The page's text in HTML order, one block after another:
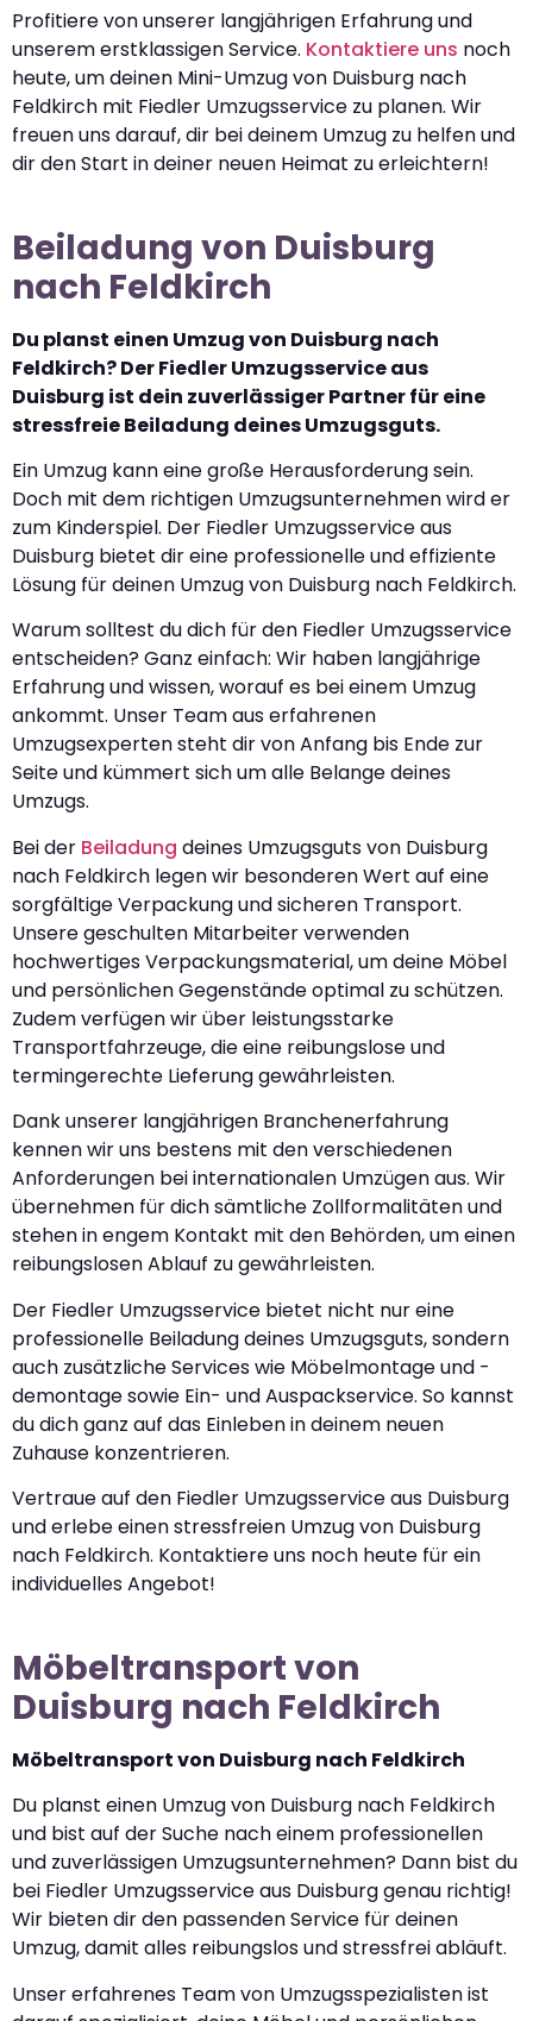
Profitiere von unserer langjährigen Erfahrung und
unserem erstklassigen Service. Kontaktiere uns noch
heute, um deinen Mini-Umzug von Duisburg nach
Feldkirch mit Fiedler Umzugsservice zu planen. Wir
freuen uns darauf, dir bei deinem Umzug zu helfen und
dir den Start in deiner neuen Heimat zu erleichtern!
Beiladung von Duisburg
nach Feldkirch
Du planst einen Umzug von Duisburg nach
Feldkirch? Der Fiedler Umzugsservice aus
Duisburg ist dein zuverlässiger Partner für eine
stressfreie Beiladung deines Umzugsguts.
Ein Umzug kann eine große Herausforderung sein.
Doch mit dem richtigen Umzugsunternehmen wird er
zum Kinderspiel. Der Fiedler Umzugsservice aus
Duisburg bietet dir eine professionelle und effiziente
Lösung für deinen Umzug von Duisburg nach Feldkirch.
Warum solltest du dich für den Fiedler Umzugsservice
entscheiden? Ganz einfach: Wir haben langjährige
Erfahrung und wissen, worauf es bei einem Umzug
ankommt. Unser Team aus erfahrenen
Umzugsexperten steht dir von Anfang bis Ende zur
Seite und kümmert sich um alle Belange deines
Umzugs.
Bei der Beiladung deines Umzugsguts von Duisburg
nach Feldkirch legen wir besonderen Wert auf eine
sorgfältige Verpackung und sicheren Transport.
Unsere geschulten Mitarbeiter verwenden
hochwertiges Verpackungsmaterial, um deine Möbel
und persönlichen Gegenstände optimal zu schützen.
Zudem verfügen wir über leistungsstarke
Transportfahrzeuge, die eine reibungslose und
termingerechte Lieferung gewährleisten.
Dank unserer langjährigen Branchenerfahrung
kennen wir uns bestens mit den verschiedenen
Anforderungen bei internationalen Umzügen aus. Wir
übernehmen für dich sämtliche Zollformalitäten und
stehen in engem Kontakt mit den Behörden, um einen
reibungslosen Ablauf zu gewährleisten.
Der Fiedler Umzugsservice bietet nicht nur eine
professionelle Beiladung deines Umzugsguts, sondern
auch zusätzliche Services wie Möbelmontage und -
demontage sowie Ein- und Auspackservice. So kannst
du dich ganz auf das Einleben in deinem neuen
Zuhause konzentrieren.
Vertraue auf den Fiedler Umzugsservice aus Duisburg
und erlebe einen stressfreien Umzug von Duisburg
nach Feldkirch. Kontaktiere uns noch heute für ein
individuelles Angebot!
Möbeltransport von
Duisburg nach Feldkirch
Möbeltransport von Duisburg nach Feldkirch
Du planst einen Umzug von Duisburg nach Feldkirch
und bist auf der Suche nach einem professionellen
und zuverlässigen Umzugsunternehmen? Dann bist du
bei Fiedler Umzugsservice aus Duisburg genau richtig!
Wir bieten dir den passenden Service für deinen
Umzug, damit alles reibungslos und stressfrei abläuft.
Unser erfahrenes Team von Umzugsspezialisten ist